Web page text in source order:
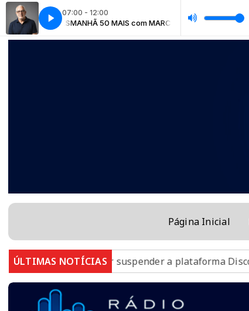
07:00 - 12:00
SOARES MANHÃ 50 MAIS com MARCOS SOARES
Página Inicial
ÚLTIMAS NOTÍCIAS
AGU quer suspender a plataforma Discord no Brasil